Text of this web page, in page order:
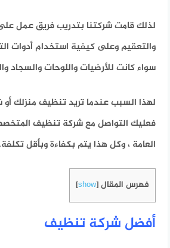
لذلك قامت شركتنا بتدريب فريق عمل
والتعقيم وعلى كيفية استخدام أدوات
سواء كانت للأرضيات واللوحات والسجاد
لهذا السبب عندما تريد تنظيف منزلك
فعليك التواصل مع شركة تنظيف
العامة ، وكل هذا يتم بكفاءة وبأقل تكلفة.
فهرس المقال [
show
]
أفضل شركة تنظيف